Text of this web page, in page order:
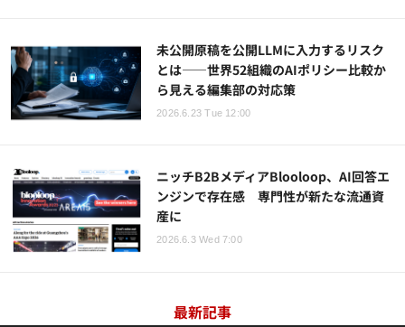
未公開原稿を公開LLMに入力するリスク
とは――世界52組織のAIポリシー比較か
ら見える編集部の対応策
2026.6.23 Tue 12:00
ニッチB2BメディアBlooloop、AI回答エ
ンジンで存在感 専門性が新たな流通資
産に
2026.6.3 Wed 7:00
最新記事